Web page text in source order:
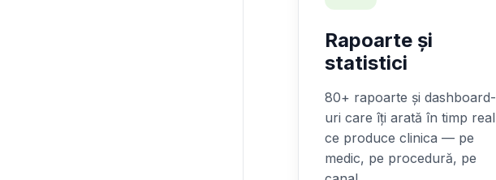
Rapoarte și
statistici
80+ rapoarte și dashboard-
uri care îți arată în timp real
ce produce clinica — pe
medic, pe procedură, pe